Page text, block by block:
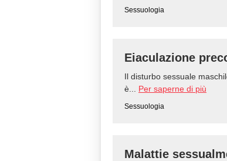
Sessuologia
Eiaculazione
Il disturbo sessuale
è... Per saperne di più
Sessuologia
Malattie